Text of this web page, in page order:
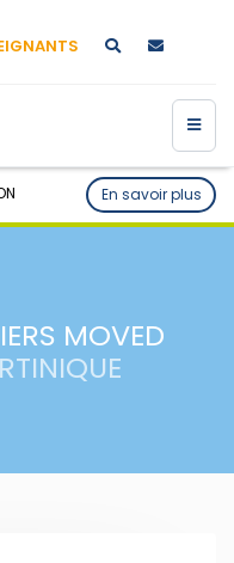
En savoir plus
MOVED